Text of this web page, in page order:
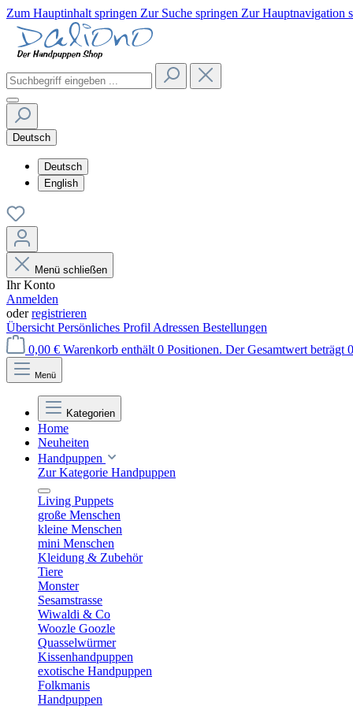
Zum Hauptinhalt springen Zur Suche springen Zur Hauptnavigation
Deutsch
Deutsch
English
Menü schließen
Ihr Konto
Anmelden
oderregistrieren
Übersicht Persönliches Profil Adressen Bestellungen
0,00 € Warenkorb enthält 0 Positionen. Der Gesamtwert beträgt
Menü
Kategorien
Home
Neuheiten
Handpuppen
Zur Kategorie Handpuppen
Living Puppets
große Menschen
kleine Menschen
mini Menschen
Kleidung & Zubehör
Tiere
Monster
Sesamstrasse
Wiwaldi & Co
Woozle Goozle
Quasselwürmer
Kissenhandpuppen
exotische Handpuppen
Folkmanis
Handpuppen